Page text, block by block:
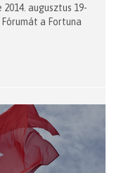
augusztus 19-
a Fortuna